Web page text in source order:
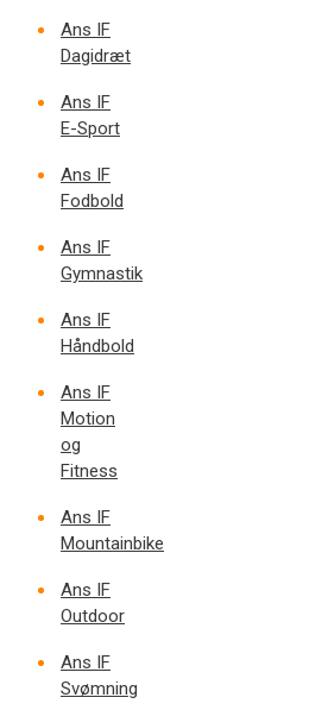
Ans IF
Dagidræt
Ans IF
E-Sport
Ans IF
Fodbold
Ans IF
Gymnastik
Ans IF
Håndbold
Ans IF
Motion
og
Fitness
Ans IF
Mountainbike
Ans IF
Outdoor
Ans IF
Svømning